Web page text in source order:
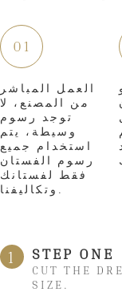
01
العمل المباشر
من المصنع، لا
توجد رسوم
وسيطة، يتم
استخدام جميع
رسوم الفستان
فقط لفستانك
وتكاليفنا.
1 STEP ONE
CUT THE
SIZE.